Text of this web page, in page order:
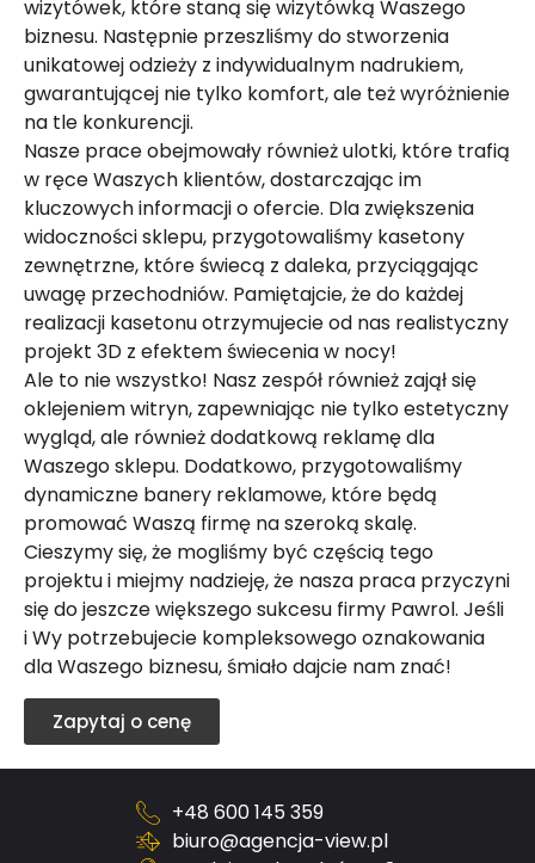
wizytówek, które staną się wizytówką Waszego
biznesu. Następnie przeszliśmy do stworzenia
unikatowej odzieży z indywidualnym nadrukiem,
gwarantującej nie tylko komfort, ale też wyróżnienie
na tle konkurencji.
Nasze prace obejmowały również ulotki, które trafią
w ręce Waszych klientów, dostarczając im
kluczowych informacji o ofercie. Dla zwiększenia
widoczności sklepu, przygotowaliśmy kasetony
zewnętrzne, które świecą z daleka, przyciągając
uwagę przechodniów. Pamiętajcie, że do każdej
realizacji kasetonu otrzymujecie od nas realistyczny
projekt 3D z efektem świecenia w nocy!
Ale to nie wszystko! Nasz zespół również zajął się
oklejeniem witryn, zapewniając nie tylko estetyczny
wygląd, ale również dodatkową reklamę dla
Waszego sklepu. Dodatkowo, przygotowaliśmy
dynamiczne banery reklamowe, które będą
promować Waszą firmę na szeroką skalę.
Cieszymy się, że mogliśmy być częścią tego
projektu i miejmy nadzieję, że nasza praca przyczyni
się do jeszcze większego sukcesu firmy Pawrol. Jeśli
i Wy potrzebujecie kompleksowego oznakowania
dla Waszego biznesu, śmiało dajcie nam znać!
Zapytaj o cenę
+48 600 145 359
biuro@agencja-view.pl